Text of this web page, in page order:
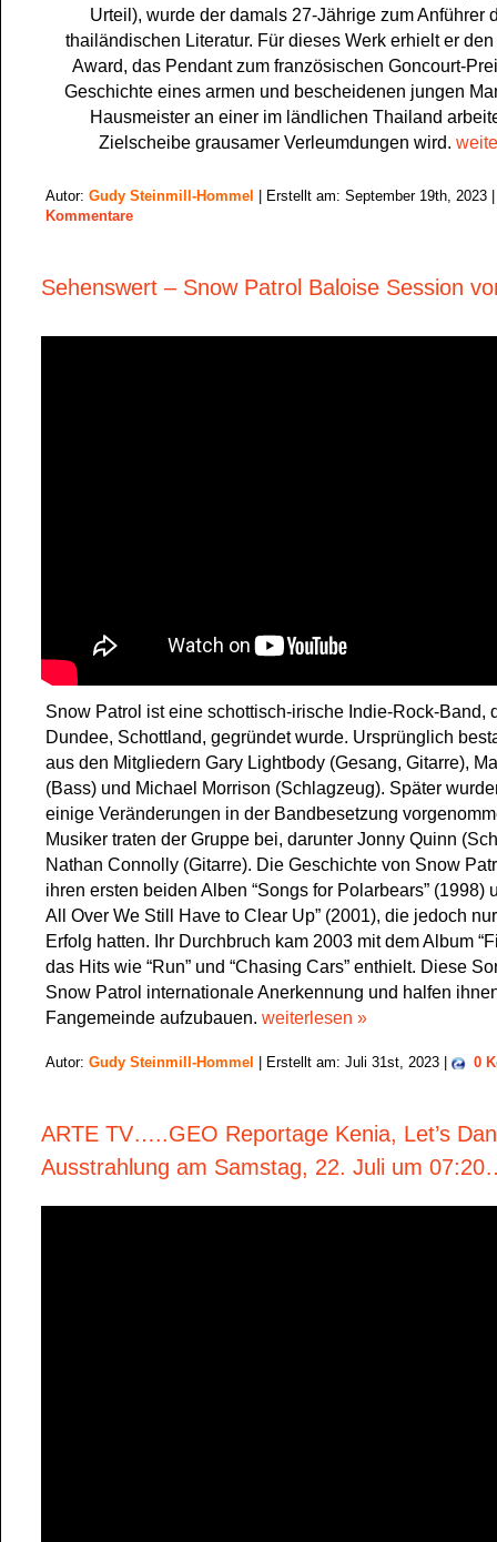
Urteil), wurde der damals 27-Jährige zum Anführer
thailändischen Literatur. Für dieses Werk erhielt er
Award, das Pendant zum französischen Goncourt-
Geschichte eines armen und bescheidenen jungen
Hausmeister an einer im ländlichen Thailand
Zielscheibe grausamer Verleumdungen wird.
Autor: Gudy Steinmill-Hommel
| Erstellt am: September 19th, 2023
Kommentare
Sehenswert – Snow Patrol Baloise Session
Snow Patrol ist eine schottisch-irische Indie-Rock-Band,
Dundee, Schottland, gegründet wurde. Ursprünglich
aus den Mitgliedern Gary Lightbody (Gesang, Gitarre),
(Bass) und Michael Morrison (Schlagzeug). Später
einige Veränderungen in der Bandbesetzung
Musiker traten der Gruppe bei, darunter Jonny Quinn
Nathan Connolly (Gitarre). Die Geschichte von Snow
ihren ersten beiden Alben “Songs for Polarbears” (1998)
All Over We Still Have to Clear Up” (2001), die jedoch
Erfolg hatten. Ihr Durchbruch kam 2003 mit dem Album
das Hits wie “Run” und “Chasing Cars” enthielt. Diese
Snow Patrol internationale Anerkennung und halfen
Fangemeinde aufzubauen. weiterlesen »
Autor: Gudy Steinmill-Hommel | Erstellt am: Juli 31st, 2023 | 0
ARTE TV…..GEO Reportage Kenia, Let’s
Ausstrahlung am Samstag, 22. Juli um